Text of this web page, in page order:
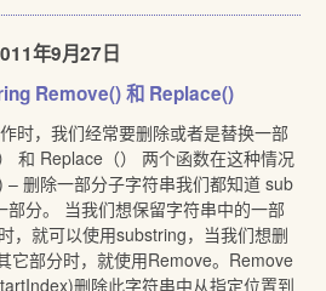
年9月27日
Remove() 和 Replace()
时，我们经常要删除或者是替换一部
和 Replace（） 两个函数在这种情况
删除一部分子字符串我们都知道 sub
分。 当我们想保留字符串中的一部
，就可以使用substring，当我们想删
它部分时，就使用Remove。Remove
删除此字符串中从指定位置到